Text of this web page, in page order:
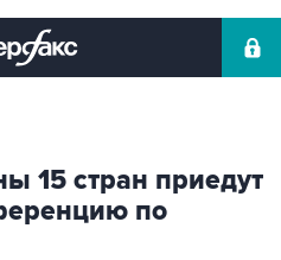
15 стран приедут
по